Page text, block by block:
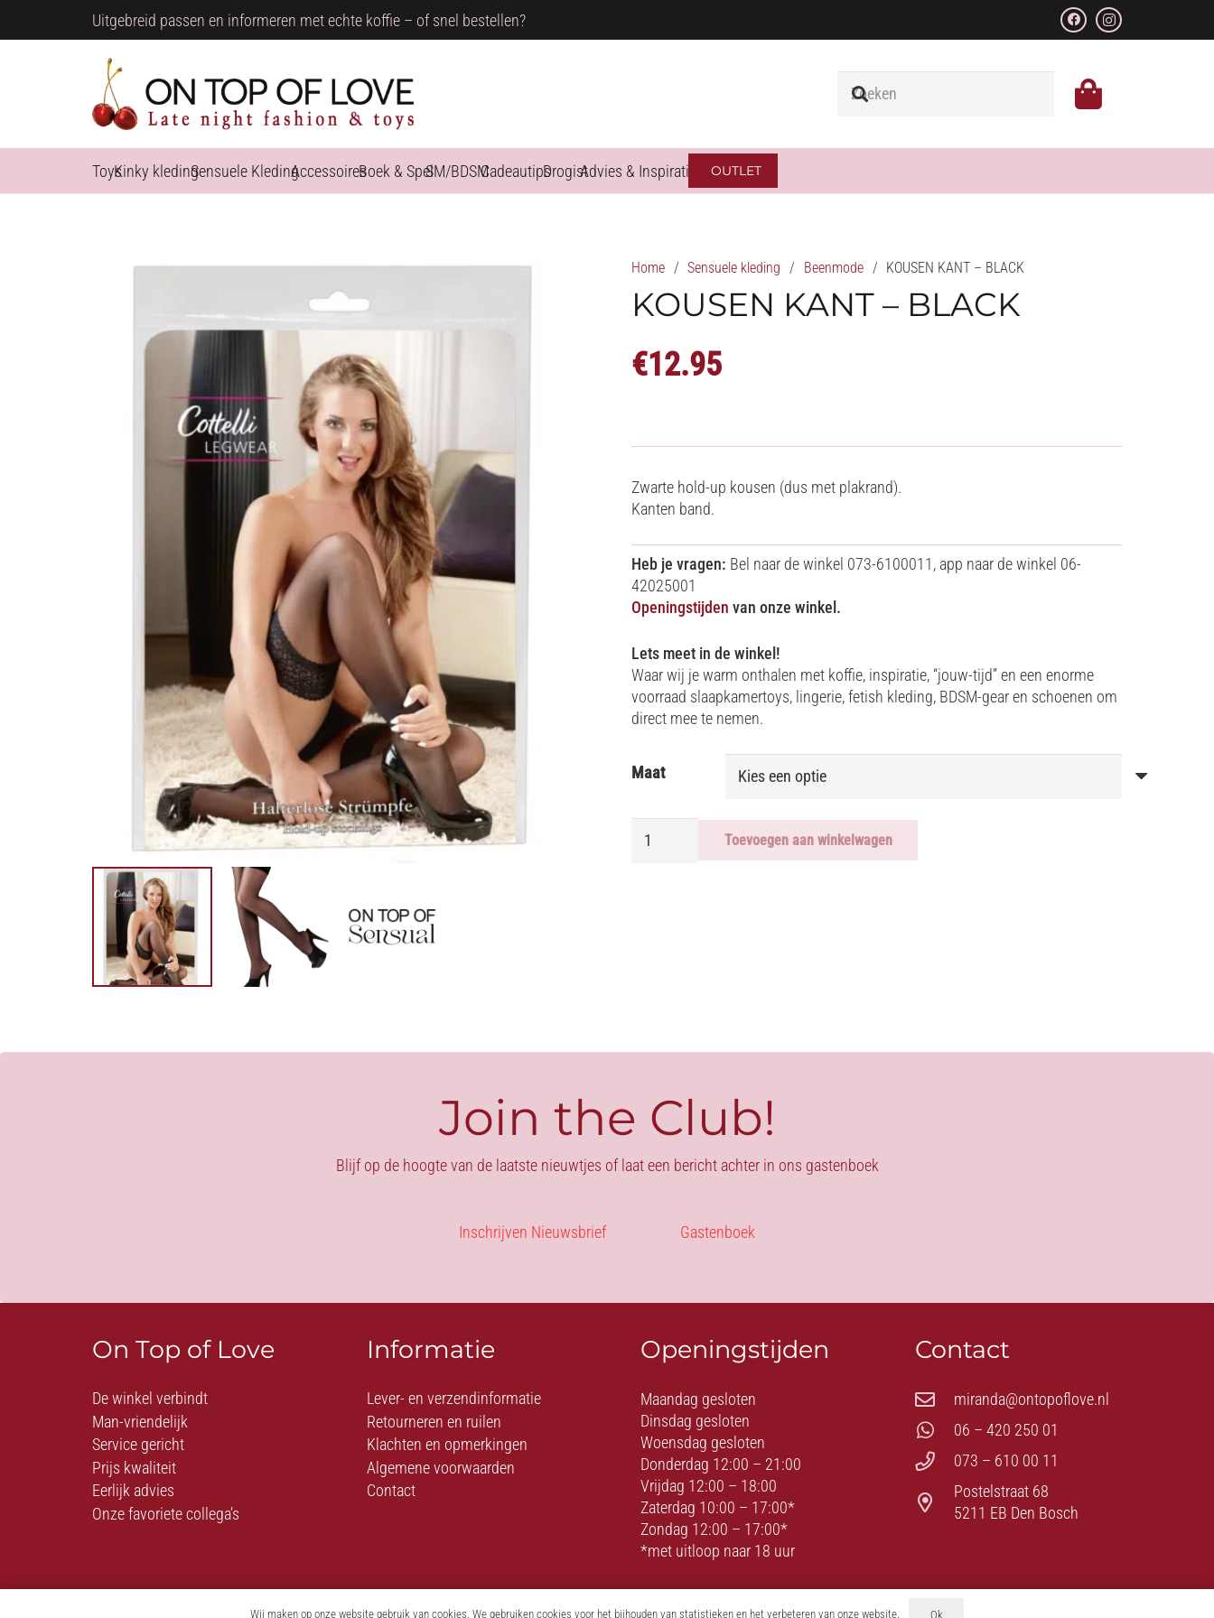
Uitgebreid passen en informeren met echte koffie – of snel bestellen?
ToysKinky kledingSensuele KledingAccessoiresBoek & SpelSM/BDSMCadeautipsDrogistAdvies & Inspiratie OUTLET
Home / Sensuele kleding / Beenmode / KOUSEN KANT – BLACK
KOUSEN KANT – BLACK
€12.95
Zwarte hold-up kousen (dus met plakrand).
Kanten band.
Heb je vragen: Bel naar de winkel 073-6100011, app naar de winkel 06-
42025001
Openingstijden van onze winkel.
Lets meet in de winkel!
Waar wij je warm onthalen met koffie, inspiratie, “jouw-tijd” en een enorme
voorraad slaapkamertoys, lingerie, fetish kleding, BDSM-gear en schoenen om
direct mee te nemen.
Maat
KANT
Toevoegen aan winkelwagen
Join the Club!
Blijf op de hoogte van de laatste nieuwtjes of laat een bericht achter in ons gastenboek
Inschrijven Nieuwsbrief Gastenboek
On Top of Love
De winkel verbindt
Man-vriendelijk
Service gericht
Prijs kwaliteit
Eerlijk advies
Onze favoriete collega’s
Informatie
Lever- en verzendinformatie
Retourneren en ruilen
Klachten en opmerkingen
Algemene voorwaarden
Contact
Openingstijden
Maandag gesloten
Dinsdag gesloten
Woensdag gesloten
Donderdag 12:00 – 21:00
Vrijdag 12:00 – 18:00
Zaterdag 10:00 – 17:00*
Zondag 12:00 – 17:00*
*met uitloop naar 18 uur
Contact
miranda@ontopoflove.nl
06 – 420 250 01
073 – 610 00 11
Postelstraat 68
5211 EB Den Bosch
Wij maken op onze website gebruik van cookies. We gebruiken cookies voor het bijhouden van statistieken en het verbeteren van onze website. Ok